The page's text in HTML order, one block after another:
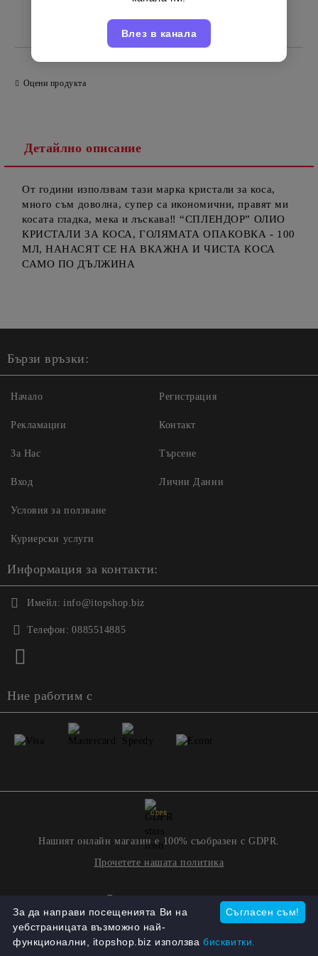
Оцени продукта
Детайлно описание
От години използвам тази марка кристали за коса,
много съм доволна, супер са икономични, правят ми
косата гладка, мека и лъскава‼️ “СПЛЕНДОР” ОЛИО
КРИСТАЛИ ЗА КОСА, ГОЛЯМАТА ОПАКОВКА - 100
МЛ, НАНАСЯТ СЕ НА ВКАЖНА И ЧИСТА КОСА
САМО ПО ДЪЛЖИНА
Бързи връзки:
Начало
Рекламации
За Нас
Вход
Регистрация
Контакт
Търсене
Лични Данни
Условия за ползване
Куриерски услуги
Информация за контакти:
Имейл: info@itopshop.biz
Телефон: 0885514885
Ние работим с
GDPR
Нашият онлайн магазин е 100% съобразен с GDPR.
Прочетете нашата политика
Онлайн магазин от SELITON
Съгласен съм!
За да направи посещенията Ви на
уебстраницата възможно най-
функционални, itopshop.biz използвабисквитки.
Влез в канала